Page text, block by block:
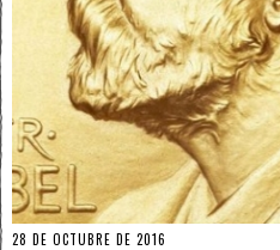
28 DE OCTUBRE DE 2016